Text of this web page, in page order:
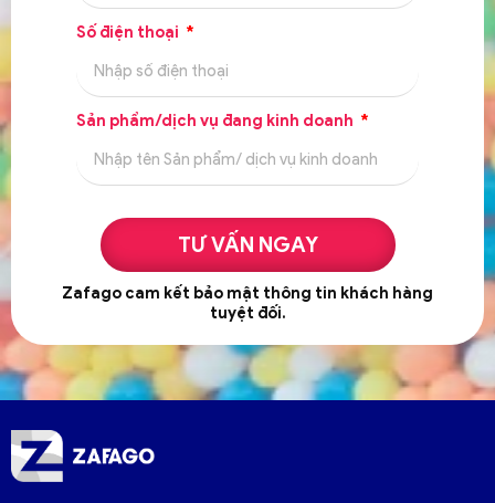
Số điện thoại
Sản phẩm/dịch vụ đang kinh doanh
TƯ VẤN NGAY
Zafago cam kết bảo mật thông tin khách hàng
tuyệt đối.